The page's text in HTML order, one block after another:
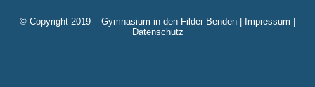
© Copyright 2019 – Gymnasium in den Filder Benden | Impressum |
Datenschutz